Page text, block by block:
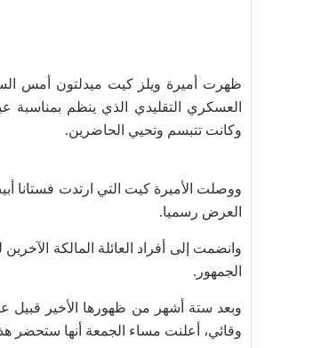
ظهرت أميرة ويلز كيت ميدلتون أمس
وكانت تتبسم وتحيي الحاضرين.
ووصلت الأميرة كيت التي ارتدت فستانا
العرض رسميا.
وانضمت إلى أفراد العائلة المالكة
الجمهور.
وبعد ستة أشهر من ظهورها الأخير قبيل
وقائي، أعلنت مساء الجمعة أنها ستحضر